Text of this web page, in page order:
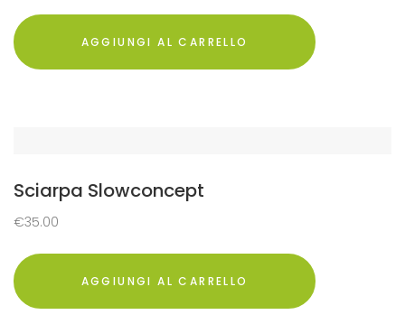
AGGIUNGI AL CARRELLO
Sciarpa Slowconcept
€35.00
AGGIUNGI AL CARRELLO